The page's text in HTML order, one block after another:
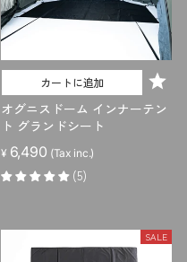
カートに追加
オグニスドーム インナーテン
ト グランドシート
¥ 6,490 (Tax inc.)
(5)
SALE